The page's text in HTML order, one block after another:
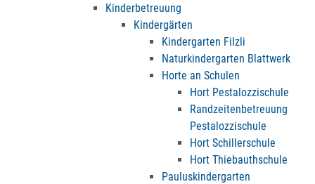
Kinderbetreuung
Kindergärten
Kindergarten Filzli
Naturkindergarten Blattwerk
Horte an Schulen
Hort Pestalozzischule
Randzeitenbetreuung
Pestalozzischule
Hort Schillerschule
Hort Thiebauthschule
Pauluskindergarten